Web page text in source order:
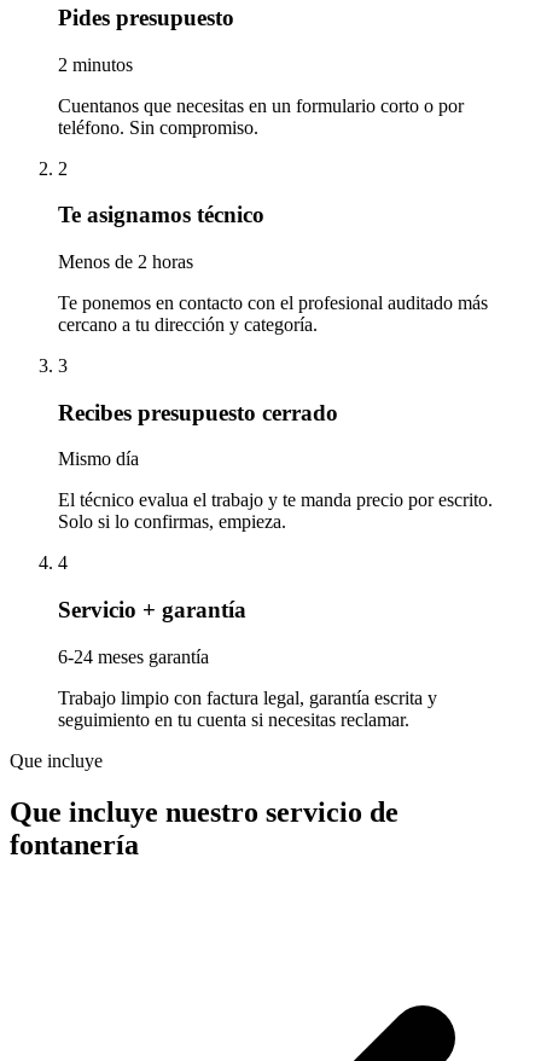
Pides presupuesto
2 minutos
Cuentanos que necesitas en un formulario corto o por
teléfono. Sin compromiso.
2
Te asignamos técnico
Menos de 2 horas
Te ponemos en contacto con el profesional auditado más
cercano a tu dirección y categoría.
3
Recibes presupuesto cerrado
Mismo día
El técnico evalua el trabajo y te manda precio por escrito.
Solo si lo confirmas, empieza.
4
Servicio + garantía
6-24 meses garantía
Trabajo limpio con factura legal, garantía escrita y
seguimiento en tu cuenta si necesitas reclamar.
Que incluye
Que incluye nuestro servicio de
fontanería